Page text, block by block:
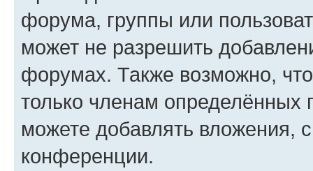
форума, группы или
может не разрешить
форумах. Также возможно,
только членам определённых
можете добавлять вложения,
конференции.